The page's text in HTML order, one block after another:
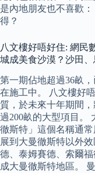
是內地朋友也不喜歡
得？
八文樓好唔好住: 網民
城成美食沙漠？沙田、
第一期佔地超過36畝
在施工中。 八文樓好
質，於未來十年期間
過200畝的大型項目。
徹斯特」這個名稱通
展到大曼徹斯特以外
德、泰姆賽德、索爾
成大曼徹斯特地區。